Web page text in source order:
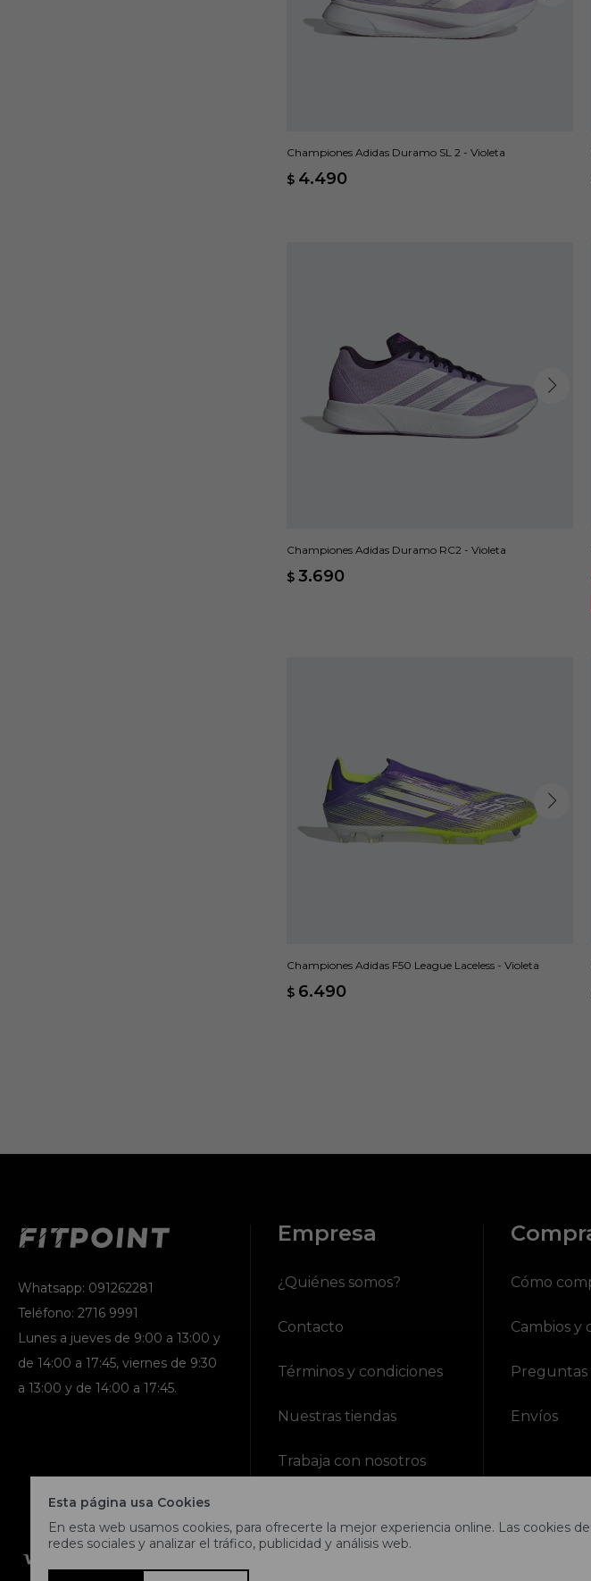
Esta página usa Cookies
En esta web usamos cookies, para ofrecerte la mejor experiencia online. Las cookies
redes sociales y analizar el tráfico, publicidad y análisis web.
Championes Adidas Duramo SL 2 - Violeta
$ 4.490
Championes Adidas Duramo RC2 - Violeta
$ 3.690
Championes Adidas F50 League Laceless - Violeta
$ 6.490
Whatsapp: 091262281
Teléfono: 2716 9991
Lunes a jueves de 9:00 a 13:00 y
de 14:00 a 17:45, viernes de 9:30
a 13:00 y de 14:00 a 17:45.
Empresa
¿Quiénes somos?
Contacto
Términos y condiciones
Nuestras tiendas
Trabaja con nosotros
Cómo
Cambios y
Envíos